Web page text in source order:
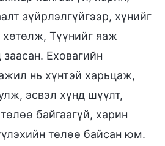
зүйрлэлгүйгээр, хүнийг
хөтөлж, Түүнийг яаж
заасан. Еховагийн
нь хүнтэй харьцаж,
эсвэл хүнд шүүлт,
байгаагүй, харин
төлөө байсан юм.